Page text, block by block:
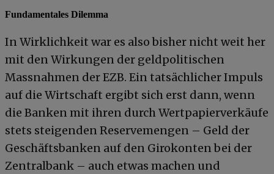
Fundamentales Dilemma
In Wirklichkeit war es also bisher nicht weit her
mit den Wirkungen der geldpolitischen
Massnahmen der EZB. Ein tatsächlicher Impuls
auf die Wirtschaft ergibt sich erst dann, wenn
die Banken mit ihren durch Wertpapierverkäufe
stets steigenden Reservemengen – Geld der
Geschäftsbanken auf den Girokonten bei der
Zentralbank – auch etwas machen und